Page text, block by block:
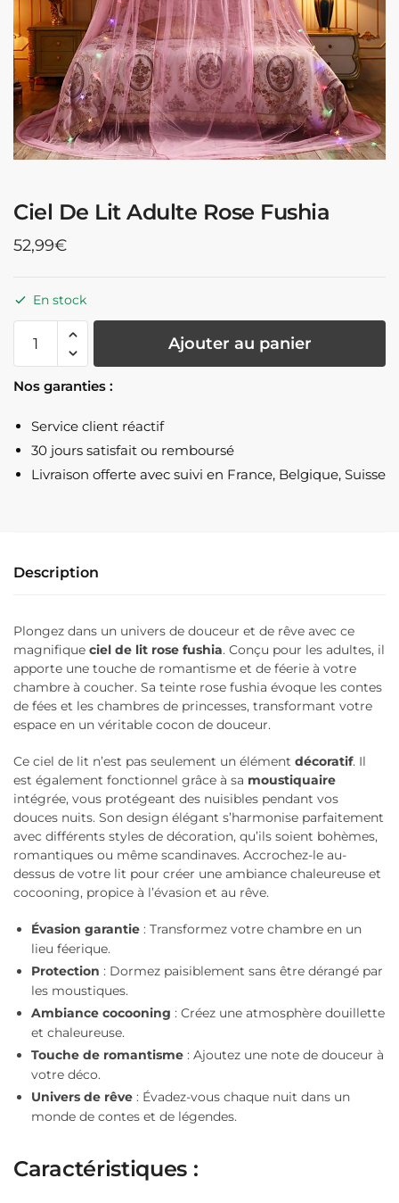
Ciel De Lit Adulte Rose Fushia
52,99€
En stock
De
Rose
Fushia
Ajouter au panier
Nos garanties :
Service client réactif
30 jours satisfait ou remboursé
Livraison offerte avec suivi en France, Belgique, Suisse
Description
Plongez dans un univers de douceur et de rêve avec ce
magnifique ciel de lit rose fushia. Conçu pour les adultes, il
apporte une touche de romantisme et de féerie à votre
chambre à coucher. Sa teinte rose fushia évoque les contes
de fées et les chambres de princesses, transformant votre
espace en un véritable cocon de douceur.
Ce ciel de lit n’est pas seulement un élément décoratif. Il
est également fonctionnel grâce à sa moustiquaire
intégrée, vous protégeant des nuisibles pendant vos
douces nuits. Son design élégant s’harmonise parfaitement
avec différents styles de décoration, qu’ils soient bohèmes,
romantiques ou même scandinaves. Accrochez-le au-
dessus de votre lit pour créer une ambiance chaleureuse et
cocooning, propice à l’évasion et au rêve.
Évasion garantie : Transformez votre chambre en un
lieu féerique.
Protection : Dormez paisiblement sans être dérangé par
les moustiques.
Ambiance cocooning : Créez une atmosphère douillette
et chaleureuse.
Touche de romantisme : Ajoutez une note de douceur à
votre déco.
Univers de rêve : Évadez-vous chaque nuit dans un
monde de contes et de légendes.
Caractéristiques :